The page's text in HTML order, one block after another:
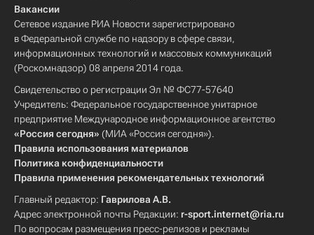
Вакансии
Сетевое издание РИА Новости зарегистрировано
в Федеральной службе по надзору в сфере связи,
информационных технологий и массовых коммуникаций
(Роскомнадзор) 08 апреля 2014 года.
Свидетельство о регистрации Эл № ФС77-57640
Учредитель: Федеральное государственное унитарное
предприятие Международное информационное агентство
«Россия сегодня» (МИА «Россия сегодня»).
Правила использования материалов
Политика конфиденциальности
Правила применения рекомендательных технологий
Главный редактор: Гаврилова А.В.
Адрес электронной почты Редакции: r-sport.internet@ria.ru
По вопросам размещения пресс-релизов и рекламы